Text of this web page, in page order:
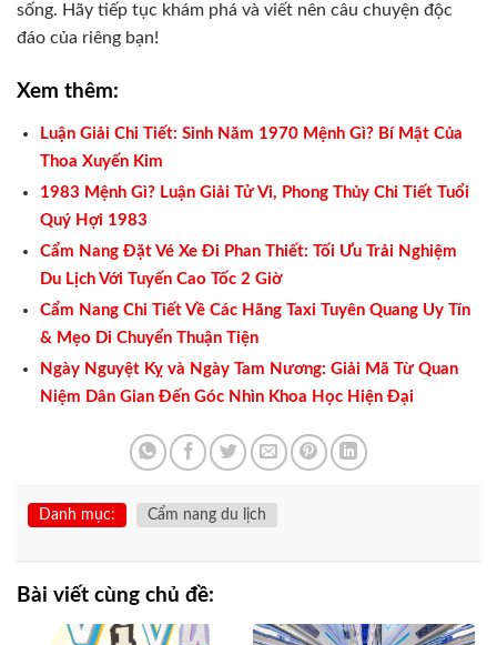
sống. Hãy tiếp tục khám phá và viết nên câu chuyện độc
đáo của riêng bạn!
Xem thêm:
Luận Giải Chi Tiết: Sinh Năm 1970 Mệnh Gì? Bí Mật Của
Thoa Xuyến Kim
1983 Mệnh Gì? Luận Giải Tử Vi, Phong Thủy Chi Tiết Tuổi
Quý Hợi 1983
Cẩm Nang Đặt Vé Xe Đi Phan Thiết: Tối Ưu Trải Nghiệm
Du Lịch Với Tuyến Cao Tốc 2 Giờ
Cẩm Nang Chi Tiết Về Các Hãng Taxi Tuyên Quang Uy Tín
& Mẹo Di Chuyển Thuận Tiện
Ngày Nguyệt Kỵ và Ngày Tam Nương: Giải Mã Từ Quan
Niệm Dân Gian Đến Góc Nhìn Khoa Học Hiện Đại
Danh mục: Cẩm nang du lịch
Bài viết cùng chủ đề: